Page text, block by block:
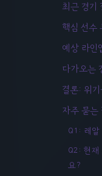
최근 경기
핵심 선수
예상 라인
다가오는
결론: 위
자주 묻는
Q1: 레알
Q2: 현재
요?